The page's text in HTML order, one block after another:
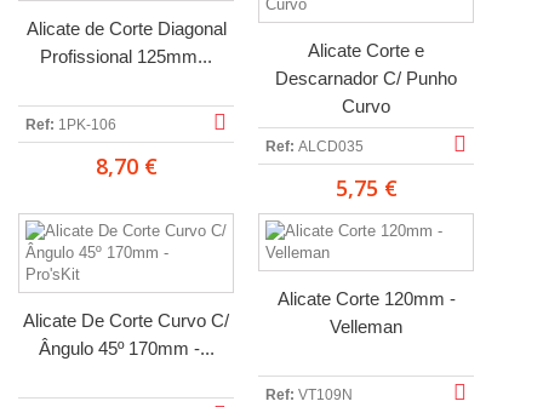
Alicate de Corte Diagonal
Profissional 125mm...
Ref: 1PK-106
8,70 €
Alicate Corte e
Descarnador C/ Punho
Curvo
Ref: ALCD035
5,75 €
Alicate De Corte Curvo C/
Ângulo 45º 170mm -...
Alicate Corte 120mm -
Velleman
Ref: VT109N